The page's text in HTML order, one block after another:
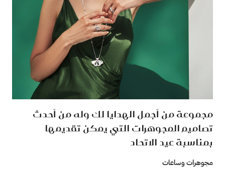
مجموعة من أجمل الهدايا لك وله من أحدث
تصاميم المجوهرات التي يمكن تقديمها
بمناسبة عيد الاتحاد
مجوهرات وساعات